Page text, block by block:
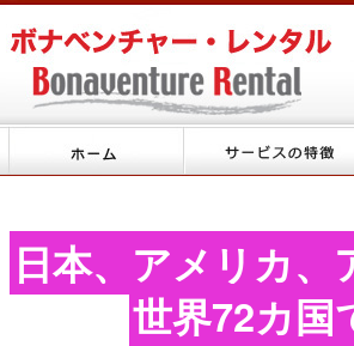
日本、アメリカ
世界72カ国